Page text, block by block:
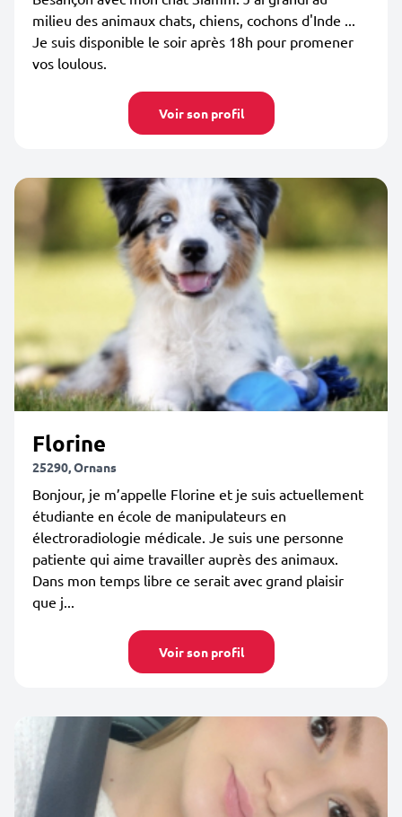
milieu des animaux chats, chiens, cochons d'Inde ...
Je suis disponible le soir après 18h pour promener
vos loulous.
Voir son profil
Florine
25290, Ornans
Bonjour, je m’appelle Florine et je suis actuellement
étudiante en école de manipulateurs en
électroradiologie médicale. Je suis une personne
patiente qui aime travailler auprès des animaux.
Dans mon temps libre ce serait avec grand plaisir
que j...
Voir son profil